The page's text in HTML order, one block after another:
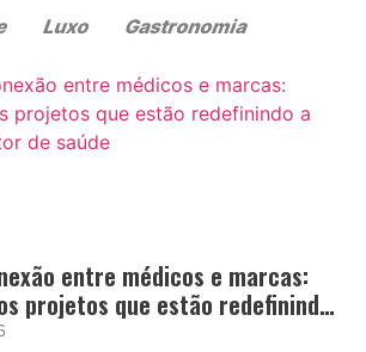
entre médicos e marcas:
projetos que estão redefinindo
de saúde